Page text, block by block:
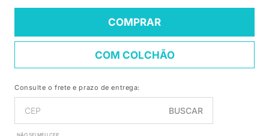
COMPRAR
COM COLCHÃO
Consulte o frete e prazo de entrega:
BUSCAR
NÃO SEI MEU CEP